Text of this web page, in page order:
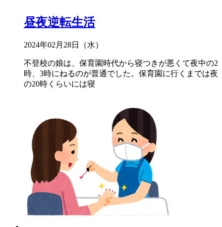
昼夜逆転生活
2024年02月28日（水）
不登校の娘は、保育園時代から寝つきが悪くて夜中の2
時、3時にねるのが普通でした。保育園に行くまでは夜
の20時くらいには寝